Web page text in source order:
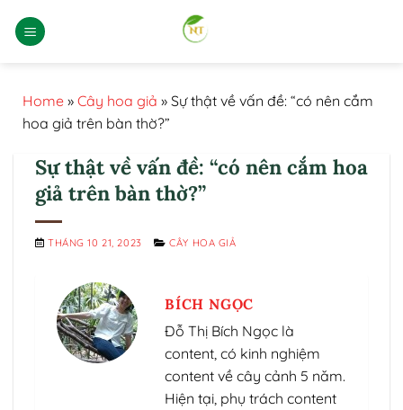
qua
Home » Cây hoa giả » Sự thật về vấn đề: “có nên cắm
hoa giả trên bàn thờ?”
Sự thật về vấn đề: “có nên cắm hoa
giả trên bàn thờ?”
THÁNG 10 21, 2023 CÂY HOA GIẢ
BÍCH NGỌC
Đỗ Thị Bích Ngọc là
content, có kinh nghiệm
content về cây cảnh 5 năm.
Hiện tại, phụ trách content